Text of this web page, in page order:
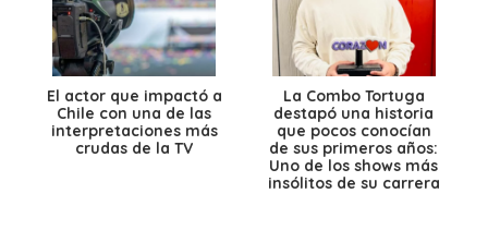
El actor que impactó a
Chile con una de las
interpretaciones más
crudas de la TV
La Combo Tortuga
destapó una historia
que pocos conocían
de sus primeros años:
Uno de los shows más
insólitos de su carrera